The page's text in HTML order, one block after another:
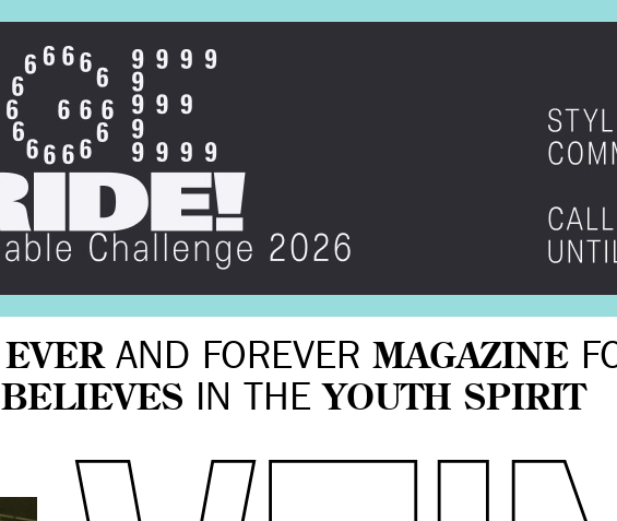
EVERAND FOREVER MAGAZINE
BELIEVES IN THE YOUTH SPIRIT